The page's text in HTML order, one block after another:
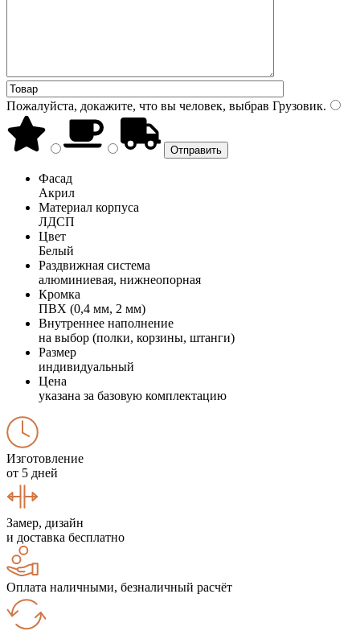
Пожалуйста, докажите, что вы человек, выбрав Грузовик.
Фасад
Акрил
Материал корпуса
ЛДСП
Цвет
Белый
Раздвижная система
алюминиевая, нижнеопорная
Кромка
ПВХ (0,4 мм, 2 мм)
Внутреннее наполнение
на выбор (полки, корзины, штанги)
Размер
индивидуальный
Цена
указана за базовую комплектацию
Изготовление
от 5 дней
Замер, дизайн
и доставка бесплатно
Оплата наличными, безналичный расчёт